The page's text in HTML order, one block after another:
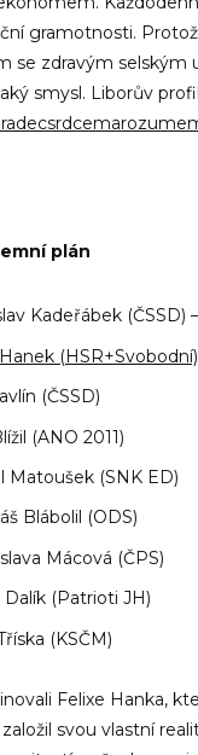
gramotnosti.
se zdravým selským
smysl. Liborův
plán
Kadeřábek (ČSSD)
(HSR+Svobodní)
(ČSSD)
(ANO 2011)
Matoušek (SNK ED)
Blábolil (ODS)
Mácová (ČPS)
(Patrioti JH)
(KSČM)
Felixe Hanka,
svou vlastní